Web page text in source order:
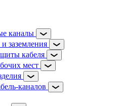
каналы
заземления
кабеля
мест
каналов